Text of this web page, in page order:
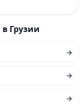
Грузии
→
→
→